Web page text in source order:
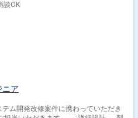
談OK
ニア
ム開発改修案件に携わっていただき